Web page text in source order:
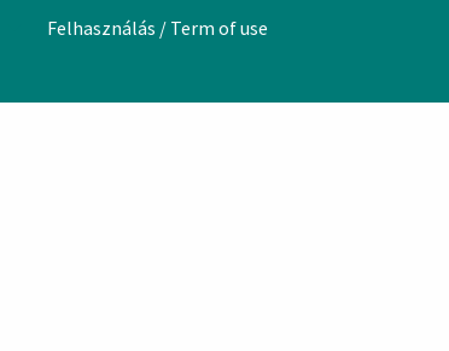
Felhasználás / Term of use